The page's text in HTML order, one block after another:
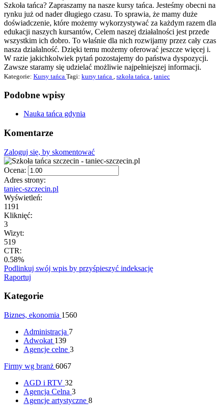
Szkoła tańca? Zapraszamy na nasze kursy tańca. Jesteśmy obecni na
rynku już od nader długiego czasu. To sprawia, że mamy duże
doświadczenie, które możemy wykorzystywać za każdym razem dla
edukacji naszych kursantów, Celem naszej działalności jest przede
wszystkim ich dobro. To właśnie dla nich rozwijamy przez cały czas
nasza działalność. Dzięki temu możemy oferować jeszcze więcej i.
W razie jakichkolwiek pytań pozostajemy do państwa dyspozycji.
Zawsze staramy się udzielać możliwie najpełniejszej informacji.
Kategorie: Kursy tańca Tagi: kursy tańca szkoła tańca taniec
Podobne wpisy
Nauka tańca gdynia
Komentarze
Zaloguj się, by skomentować
Ocena:
Adres strony:
taniec-szczecin.pl
Wyświetleń:
1191
Kliknięć:
3
Wizyt:
519
CTR:
0.58%
Podlinkuj swój wpis by przyśpieszyć indeksację
Raportuj
Kategorie
Biznes, ekonomia 1560
Administracja 7
Adwokat 139
Agencje celne 3
Firmy wg branż 6067
AGD i RTV 32
Agencja Celna 3
Agencje artystyczne 8